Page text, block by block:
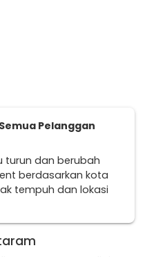
Pelanggan
turun dan berubah
berdasarkan kota
tempuh dan lokasi